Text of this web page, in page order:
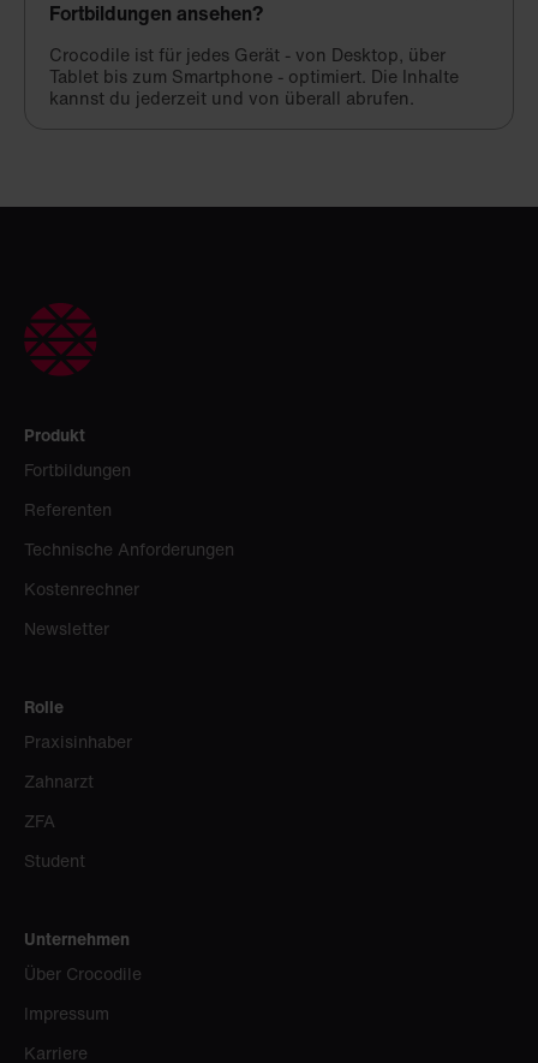
Fortbildungen ansehen?
Crocodile ist für jedes Gerät - von Desktop, über
Tablet bis zum Smartphone - optimiert. Die Inhalte
kannst du jederzeit und von überall abrufen.
Produkt
Fortbildungen
Referenten
Technische Anforderungen
Kostenrechner
Newsletter
Rolle
Praxisinhaber
Zahnarzt
ZFA
Student
Unternehmen
Über Crocodile
Impressum
Karriere